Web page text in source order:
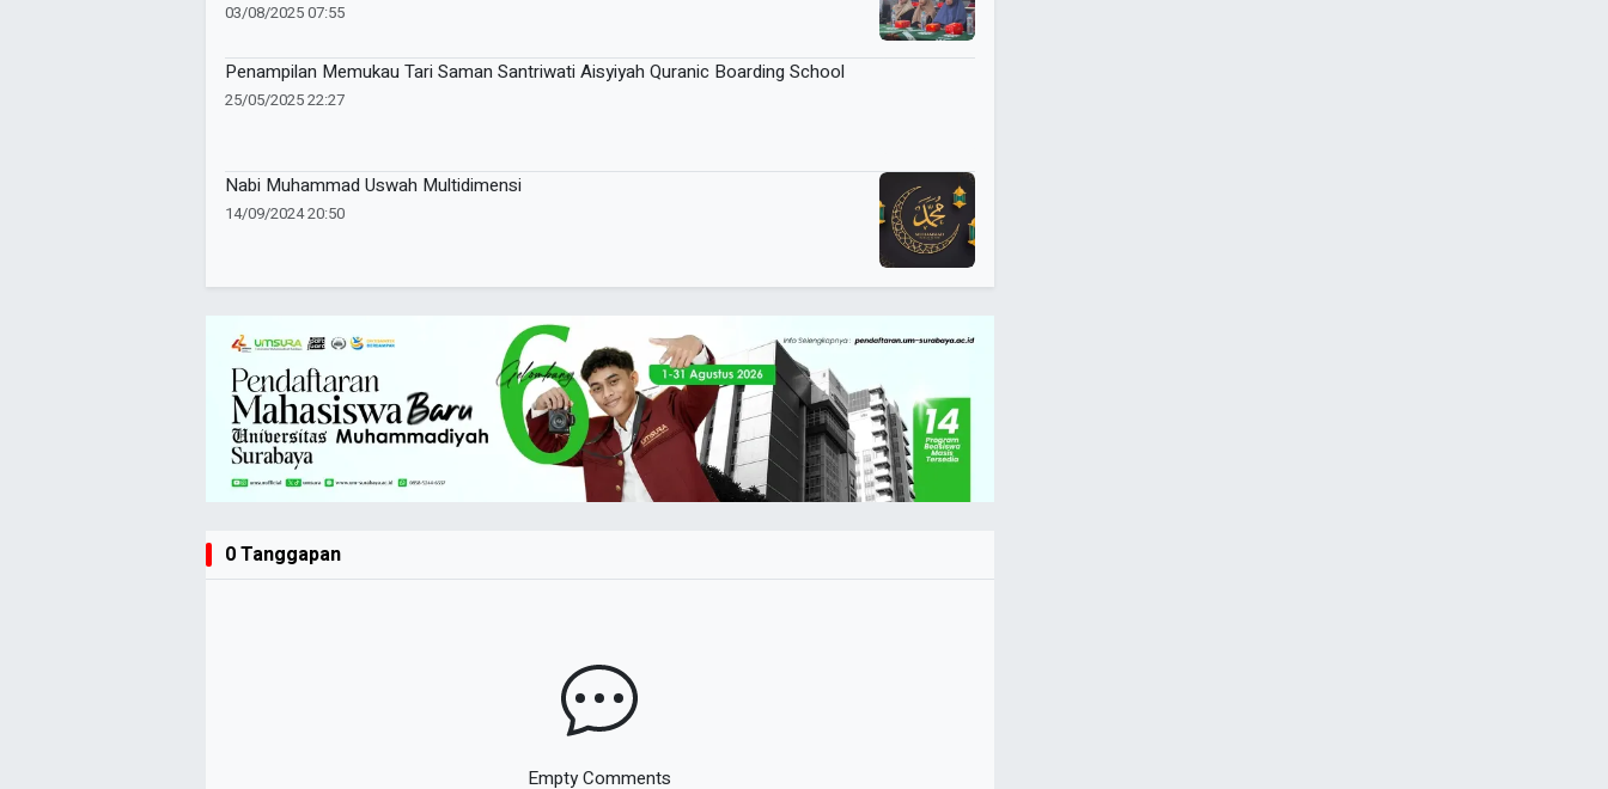
03/08/2025 07:55
Penampilan Memukau Tari Saman Santriwati Aisyiyah Quranic Boarding School
25/05/2025 22:27
Nabi Muhammad Uswah Multidimensi
14/09/2024 20:50
0 Tanggapan
Empty Comments